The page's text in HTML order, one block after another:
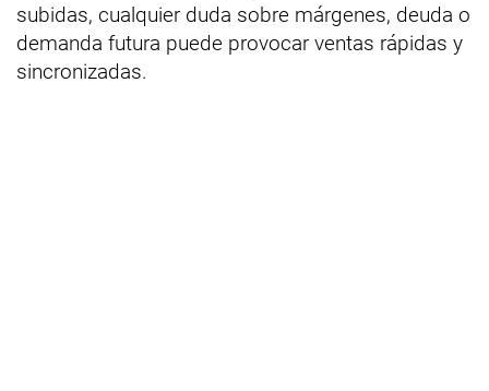
subidas, cualquier duda sobre márgenes, deuda o
demanda futura puede provocar ventas rápidas y
sincronizadas.